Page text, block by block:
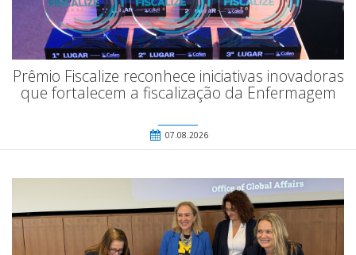
Prêmio Fiscalize reconhece iniciativas inovadoras
que fortalecem a fiscalização da Enfermagem
07.08.2026